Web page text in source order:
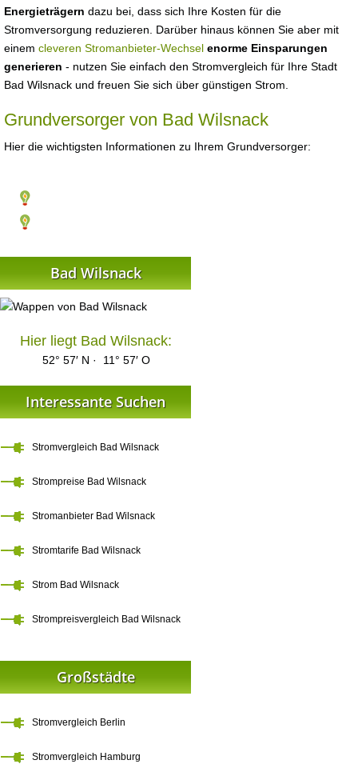
Energieträgern dazu bei, dass sich Ihre Kosten für die
Stromversorgung reduzieren. Darüber hinaus können Sie aber mit
einem cleveren Stromanbieter-Wechsel enorme Einsparungen
generieren - nutzen Sie einfach den Stromvergleich für Ihre Stadt
Bad Wilsnack und freuen Sie sich über günstigen Strom.
Grundversorger von Bad Wilsnack
Hier die wichtigsten Informationen zu Ihrem Grundversorger:
Bad Wilsnack
Hier liegt Bad Wilsnack:
52° 57′ N · 11° 57′ O
Interessante Suchen
Stromvergleich Bad Wilsnack
Strompreise Bad Wilsnack
Stromanbieter Bad Wilsnack
Stromtarife Bad Wilsnack
Strom Bad Wilsnack
Strompreisvergleich Bad Wilsnack
Großstädte
Stromvergleich Berlin
Stromvergleich Hamburg